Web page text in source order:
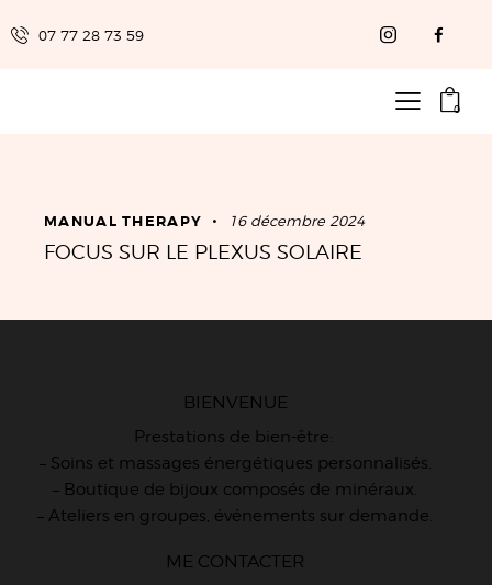
07 77 28 73 59
0
MANUAL THERAPY 16 décembre 2024
FOCUS SUR LE PLEXUS SOLAIRE
BIENVENUE
Prestations de bien-être:
– Soins et massages énergétiques personnalisés.
– Boutique de bijoux composés de minéraux.
– Ateliers en groupes, événements sur demande.
ME CONTACTER